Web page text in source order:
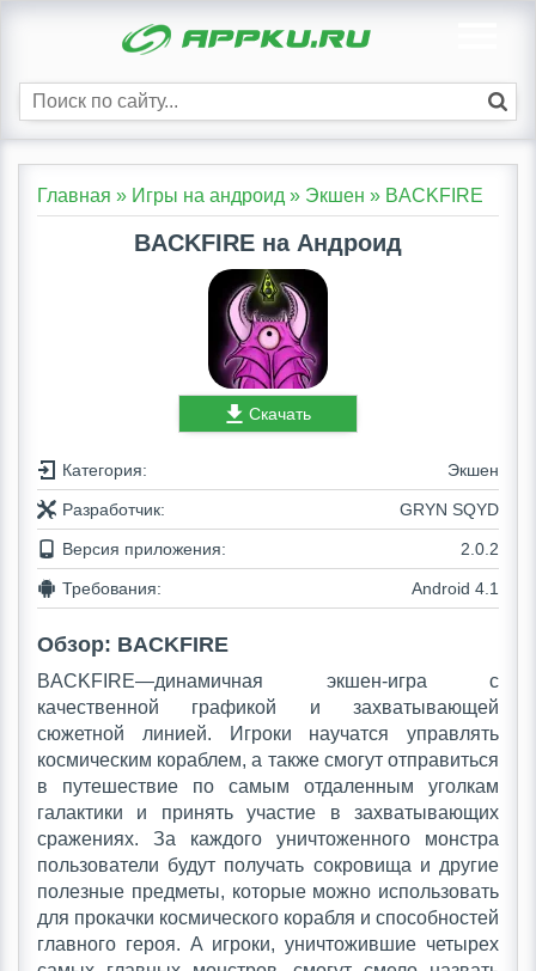
Главная » Игры на андроид » Экшен » BACKFIRE
BACKFIRE на Андроид
Скачать
Категория: Экшен
Разработчик: GRYN SQYD
Версия приложения: 2.0.2
Требования: Android 4.1
Обзор: BACKFIRE
BACKFIRE—динамичная экшен-игра с
качественной графикой и захватывающей
сюжетной линией. Игроки научатся управлять
космическим кораблем, а также смогут отправиться
в путешествие по самым отдаленным уголкам
галактики и принять участие в захватывающих
сражениях. За каждого уничтоженного монстра
пользователи будут получать сокровища и другие
полезные предметы, которые можно использовать
для прокачки космического корабля и способностей
главного героя. А игроки, уничтожившие четырех